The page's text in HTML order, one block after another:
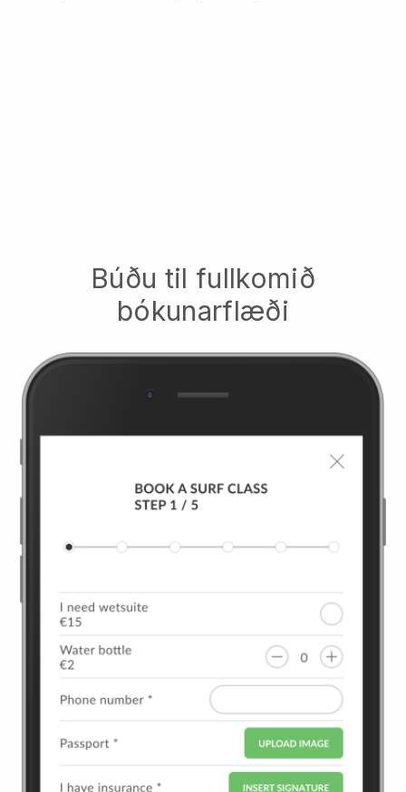
Búðu til fullkomið
bókunarflæði